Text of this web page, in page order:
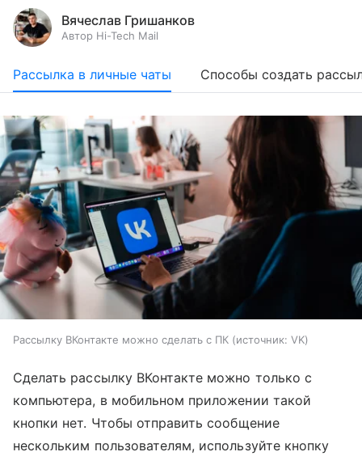
Вячеслав Гришанков
Автор Hi-Tech Mail
Рассылка в личные чаты Cпособы создать
Рассылку ВКонтакте можно сделать с ПК источник: VK
Сделать рассылку ВКонтакте можно только с
компьютера, в мобильном приложении такой
кнопки нет. Чтобы отправить сообщение
нескольким пользователям, используйте кнопку